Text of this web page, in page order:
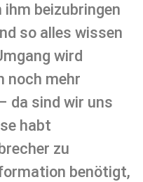
ihm beizubringen
so alles wissen
wird
noch mehr
da sind wir uns
habt
zu
benötigt,